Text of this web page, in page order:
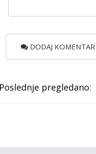
DODAJ KOMENTAR
pregledano: